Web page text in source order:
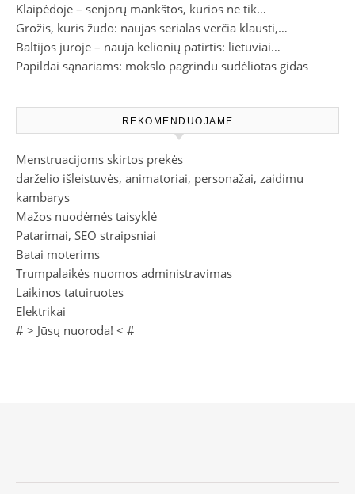
Klaipėdoje – senjorų mankštos, kurios ne tik…
Grožis, kuris žudo: naujas serialas verčia klausti,…
Baltijos jūroje – nauja kelionių patirtis: lietuviai…
Papildai sąnariams: mokslo pagrindu sudėliotas gidas
REKOMENDUOJAME
Menstruacijoms skirtos prekės
darželio išleistuvės, animatoriai, personažai, zaidimu
kambarys
Mažos nuodėmės taisyklė
Patarimai, SEO straipsniai
Batai moterims
Trumpalaikės nuomos administravimas
Laikinos tatuiruotes
Elektrikai
# > Jūsų nuoroda! < #